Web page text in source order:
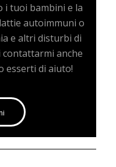
i tuoi bambini e la
autoimmuni o
e altri disturbi di
anche
esserti di aiuto!